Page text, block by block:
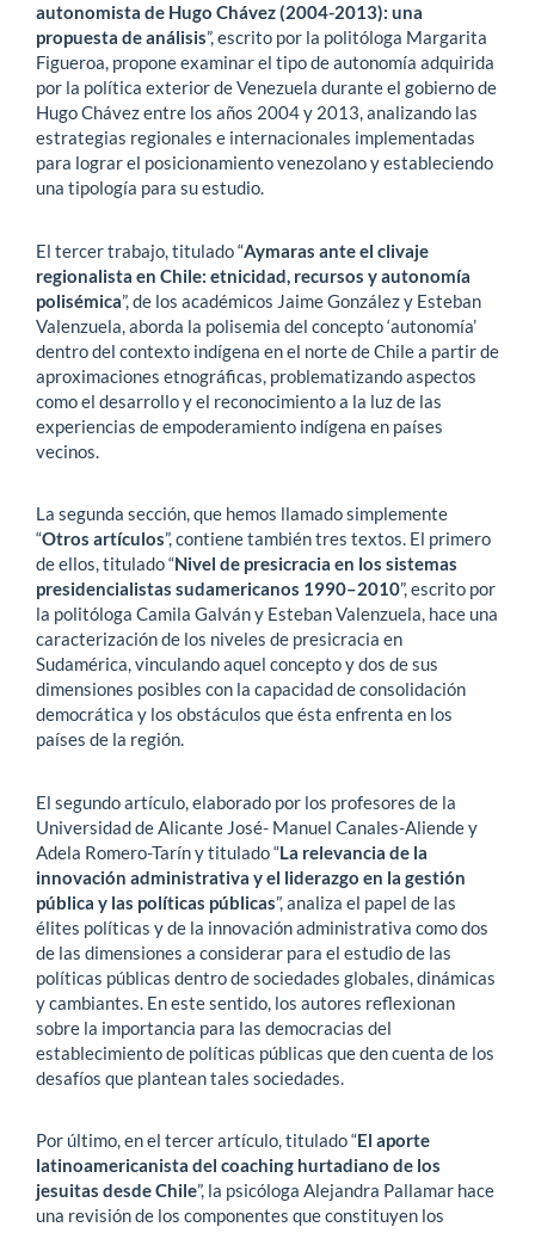
autonomista de Hugo Chávez (2004-2013): una
propuesta de análisis”, escrito por la politóloga Margarita
Figueroa, propone examinar el tipo de autonomía adquirida
por la política exterior de Venezuela durante el gobierno de
Hugo Chávez entre los años 2004 y 2013, analizando las
estrategias regionales e internacionales implementadas
para lograr el posicionamiento venezolano y estableciendo
una tipología para su estudio.
El tercer trabajo, titulado “Aymaras ante el clivaje
regionalista en Chile: etnicidad, recursos y autonomía
polisémica”, de los académicos Jaime González y Esteban
Valenzuela, aborda la polisemia del concepto ‘autonomía’
dentro del contexto indígena en el norte de Chile a partir de
aproximaciones etnográficas, problematizando aspectos
como el desarrollo y el reconocimiento a la luz de las
experiencias de empoderamiento indígena en países
vecinos.
La segunda sección, que hemos llamado simplemente
“Otros artículos”, contiene también tres textos. El primero
de ellos, titulado “Nivel de presicracia en los sistemas
presidencialistas sudamericanos 1990–2010”, escrito por
la politóloga Camila Galván y Esteban Valenzuela, hace una
caracterización de los niveles de presicracia en
Sudamérica, vinculando aquel concepto y dos de sus
dimensiones posibles con la capacidad de consolidación
democrática y los obstáculos que ésta enfrenta en los
países de la región.
El segundo artículo, elaborado por los profesores de la
Universidad de Alicante José- Manuel Canales-Aliende y
Adela Romero-Tarín y titulado “La relevancia de la
innovación administrativa y el liderazgo en la gestión
pública y las políticas públicas”, analiza el papel de las
élites políticas y de la innovación administrativa como dos
de las dimensiones a considerar para el estudio de las
políticas públicas dentro de sociedades globales, dinámicas
y cambiantes. En este sentido, los autores reflexionan
sobre la importancia para las democracias del
establecimiento de políticas públicas que den cuenta de los
desafíos que plantean tales sociedades.
Por último, en el tercer artículo, titulado “El aporte
latinoamericanista del coaching hurtadiano de los
jesuitas desde Chile”, la psicóloga Alejandra Pallamar hace
una revisión de los componentes que constituyen los